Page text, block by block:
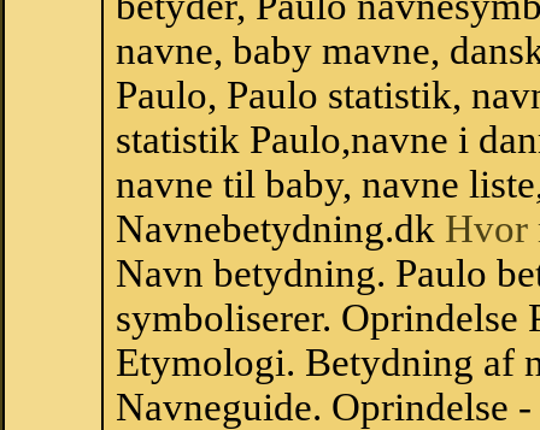
navne, baby mavne,
Paulo, Paulo statistik,
statistik Paulo,navne i
navne til baby, navne
Navnebetydning.dk Hvor
Navn betydning. Paulo
symboliserer. Oprindelse
Etymologi. Betydning af
Navneguide. Oprindelse